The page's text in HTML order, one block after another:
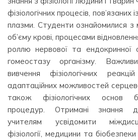
фізіологічних процесів,
плазми. Студенти ознайомилися з
об’єму крові, процесами
роллю нервової та ендокринної
гомеостазу організму.
вивчення фізіологічних
адаптаційних можливостей
також фізіологічних основ
процедур. Отримані знання
учителям усвідомити
фізіології, медицини та